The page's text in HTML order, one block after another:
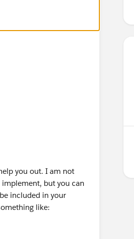
you out. I am not
but you can
included in your
like: